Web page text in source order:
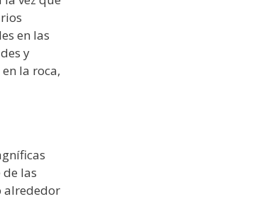
en las
y
la roca,
las
alrededor